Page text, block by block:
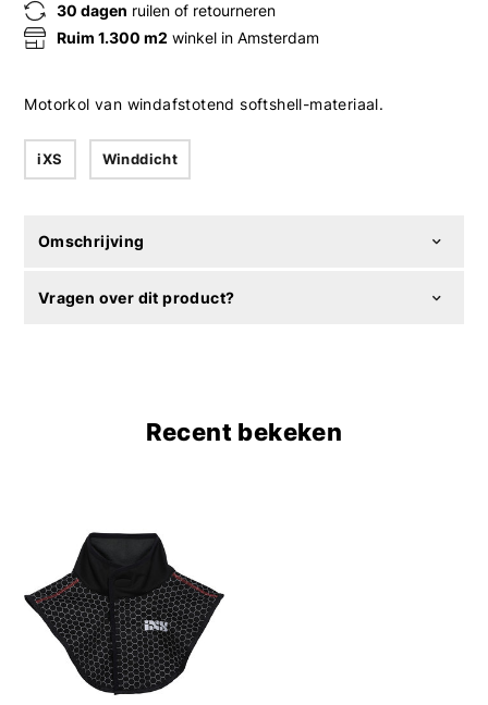
30 dagen ruilen of retourneren
Ruim 1.300 m2 winkel in Amsterdam
Motorkol van windafstotend softshell-materiaal.
iXS Winddicht
Omschrijving
Vragen over dit product?
Recent bekeken